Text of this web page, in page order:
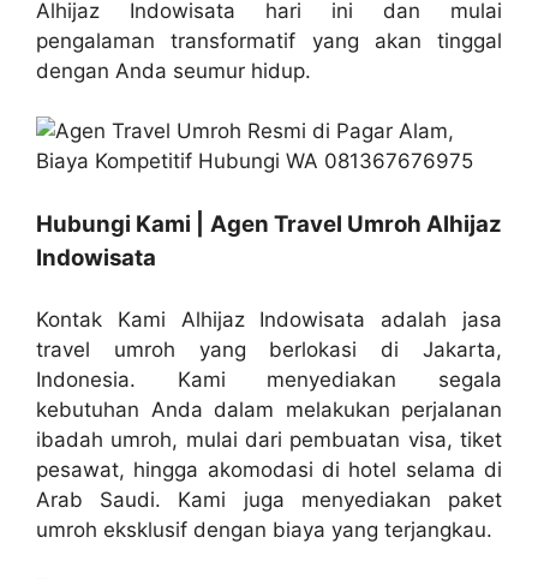
Alhijaz Indowisata hari ini dan mulai
pengalaman transformatif yang akan tinggal
dengan Anda seumur hidup.
Hubungi Kami | Agen Travel Umroh Alhijaz
Indowisata
Kontak Kami Alhijaz Indowisata adalah jasa
travel umroh yang berlokasi di Jakarta,
Indonesia. Kami menyediakan segala
kebutuhan Anda dalam melakukan perjalanan
ibadah umroh, mulai dari pembuatan visa, tiket
pesawat, hingga akomodasi di hotel selama di
Arab Saudi. Kami juga menyediakan paket
umroh eksklusif dengan biaya yang terjangkau.